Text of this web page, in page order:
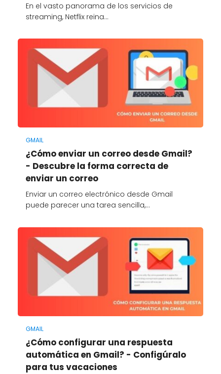
En el vasto panorama de los servicios de
streaming, Netflix reina…
GMAIL
¿Cómo enviar un correo desde Gmail?
- Descubre la forma correcta de
enviar un correo
Enviar un correo electrónico desde Gmail
puede parecer una tarea sencilla,…
GMAIL
¿Cómo configurar una respuesta
automática en Gmail? - Configúralo
para tus vacaciones